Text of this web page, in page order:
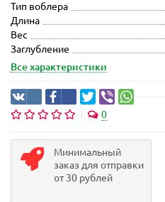
Тип воблера
Длина
Вес
Заглубление
Все характеристики
0
Минимальный
заказ для отправки
от 30 рублей